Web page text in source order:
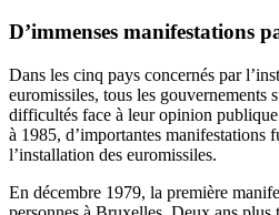
D’immenses manifestations
Dans les cinq pays concernés par
euromissiles, tous les gouvernements
difficultés face à leur opinion
à 1985, d’importantes manifestations
l’installation des euromissiles.
En décembre 1979, la première